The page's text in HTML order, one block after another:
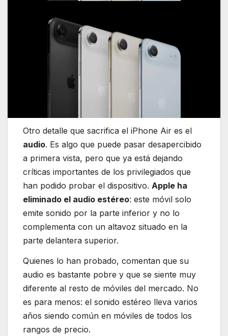
Otro detalle que sacrifica el iPhone Air es el
audio. Es algo que puede pasar desapercibido
a primera vista, pero que ya está dejando
críticas importantes de los privilegiados que
han podido probar el dispositivo. Apple ha
eliminado el audio estéreo: este móvil solo
emite sonido por la parte inferior y no lo
complementa con un altavoz situado en la
parte delantera superior.
Quienes lo han probado, comentan que su
audio es bastante pobre y que se siente muy
diferente al resto de móviles del mercado. No
es para menos: el sonido estéreo lleva varios
años siendo común en móviles de todos los
rangos de precio.